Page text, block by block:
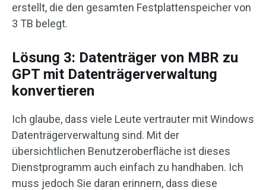
erstellt, die den gesamten Festplattenspeicher von
3 TB belegt.
Lösung 3: Datenträger von MBR zu
GPT mit Datenträgerverwaltung
konvertieren
Ich glaube, dass viele Leute vertrauter mit Windows
Datenträgerverwaltung sind. Mit der
übersichtlichen Benutzeroberfläche ist dieses
Dienstprogramm auch einfach zu handhaben. Ich
muss jedoch Sie daran erinnern, dass diese